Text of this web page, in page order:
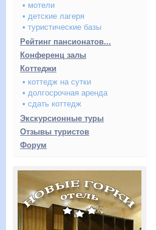
• мотели
• детские лагеря
• туристические базы
Рейтинг пансионатов...
Конференц залы
Коттеджи
• коттедж на сутки
• долгосрочная аренда
• сдать коттедж
Экскурсионные туры
Отзывы туристов
Форум